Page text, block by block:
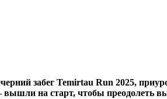
забег Temirtau Run 2025,
на старт, чтобы преодолеть